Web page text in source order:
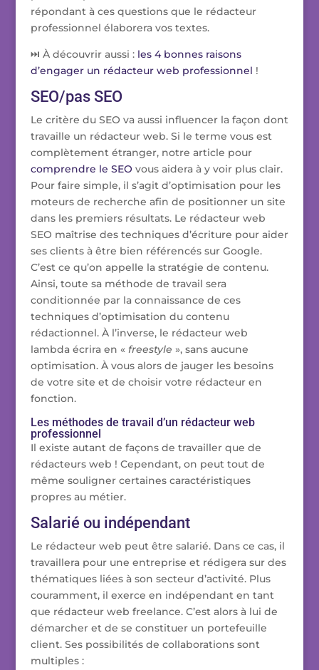
répondant à ces questions que le rédacteur
professionnel élaborera vos textes.
⏭️ À découvrir aussi : les 4 bonnes raisons
d’engager un rédacteur web professionnel !
SEO/pas SEO
Le critère du SEO va aussi influencer la façon dont
travaille un rédacteur web. Si le terme vous est
complètement étranger, notre article pour
comprendre le SEO vous aidera à y voir plus clair.
Pour faire simple, il s’agit d’optimisation pour les
moteurs de recherche afin de positionner un site
dans les premiers résultats. Le rédacteur web
SEO maîtrise des techniques d’écriture pour aider
ses clients à être bien référencés sur Google.
C’est ce qu’on appelle la stratégie de contenu.
Ainsi, toute sa méthode de travail sera
conditionnée par la connaissance de ces
techniques d’optimisation du contenu
rédactionnel. À l’inverse, le rédacteur web
lambda écrira en « freestyle », sans aucune
optimisation. À vous alors de jauger les besoins
de votre site et de choisir votre rédacteur en
fonction.
Les méthodes de travail d’un rédacteur web
professionnel
Il existe autant de façons de travailler que de
rédacteurs web ! Cependant, on peut tout de
même souligner certaines caractéristiques
propres au métier.
Salarié ou indépendant
Le rédacteur web peut être salarié. Dans ce cas, il
travaillera pour une entreprise et rédigera sur des
thématiques liées à son secteur d’activité. Plus
couramment, il exerce en indépendant en tant
que rédacteur web freelance. C’est alors à lui de
démarcher et de se constituer un portefeuille
client. Ses possibilités de collaborations sont
multiples :